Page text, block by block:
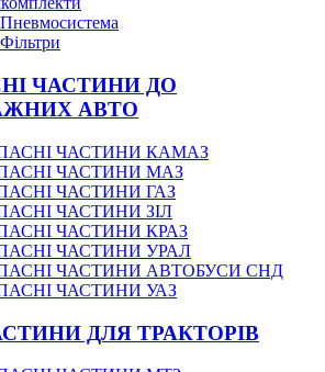
ЧАСТИНИ ДО
АВТО
ЧАСТИНИ КАМАЗ
ЧАСТИНИ МАЗ
ЧАСТИНИ ГАЗ
ЧАСТИНИ ЗІЛ
ЧАСТИНИ КРАЗ
ЧАСТИНИ УРАЛ
ЧАСТИНИ АВТОБУСИ СНД
ЧАСТИНИ УАЗ
ДЛЯ ТРАКТОРІВ